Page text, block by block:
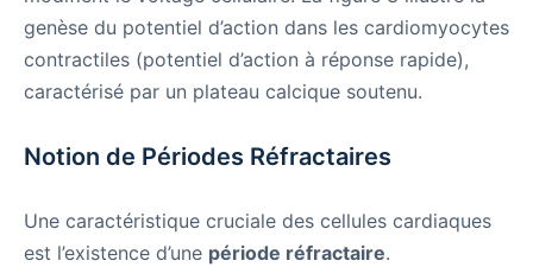
genèse du potentiel d’action dans les cardiomyocytes
contractiles (potentiel d’action à réponse rapide),
caractérisé par un plateau calcique soutenu.
Notion de Périodes Réfractaires
Une caractéristique cruciale des cellules cardiaques
est l’existence d’une période réfractaire.